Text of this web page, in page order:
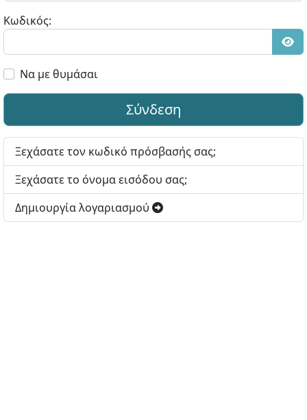
Κωδικός:
Να με θυμάσαι
Σύνδεση
Ξεχάσατε τον κωδικό πρόσβασής σας;
Ξεχάσατε το όνομα εισόδου σας;
Δημιουργία λογαριασμού